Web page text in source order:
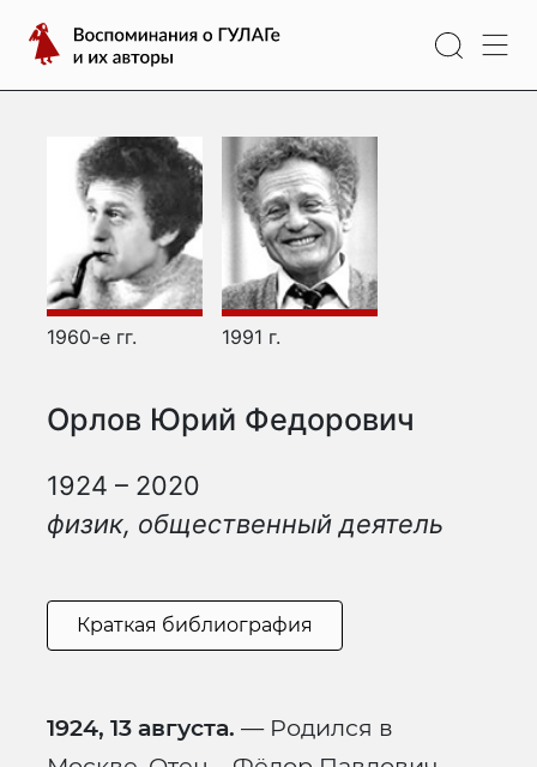
содержимому
Воспоминания
о
ГУЛАГе
авторы
Орлов Юрий Федорович
1924 – 2020
физик, общественный деятель
1960-е гг. 1991 г.
Краткая библиография
1924, 13 августа. — Родился в